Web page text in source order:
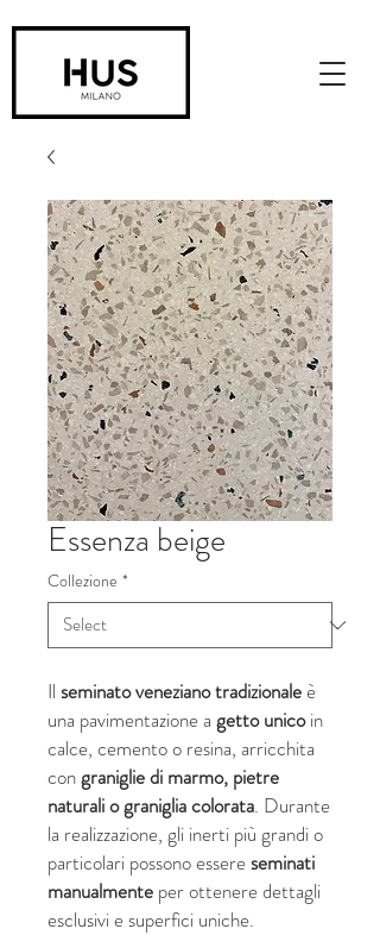
Essenza beige
Collezione *
Il seminato venezianotradizionaleè
una pavimentazione a getto unicoin
calce, cemento o resina, arricchita
congraniglie di marmo, pietre
naturali o graniglia colorata. Durante
la realizzazione, gli inerti più grandi o
particolari possono essereseminati
manualmente per ottenere dettagli
esclusivi e superfici uniche.